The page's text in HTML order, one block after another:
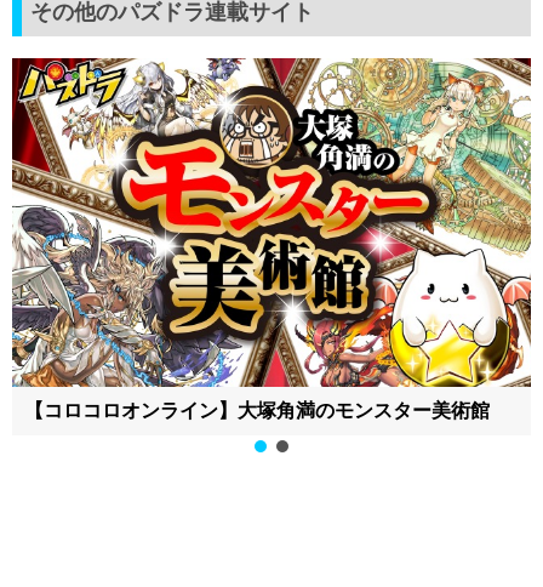
その他のパズドラ連載サイト
【APPBANK】大塚角満のパズドラ日記